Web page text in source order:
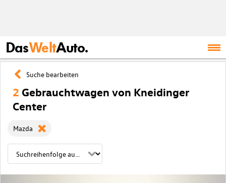
DasWeltAuto.
Suche bearbeiten
2 Gebrauchtwagen von Kneidinger
Center
Mazda